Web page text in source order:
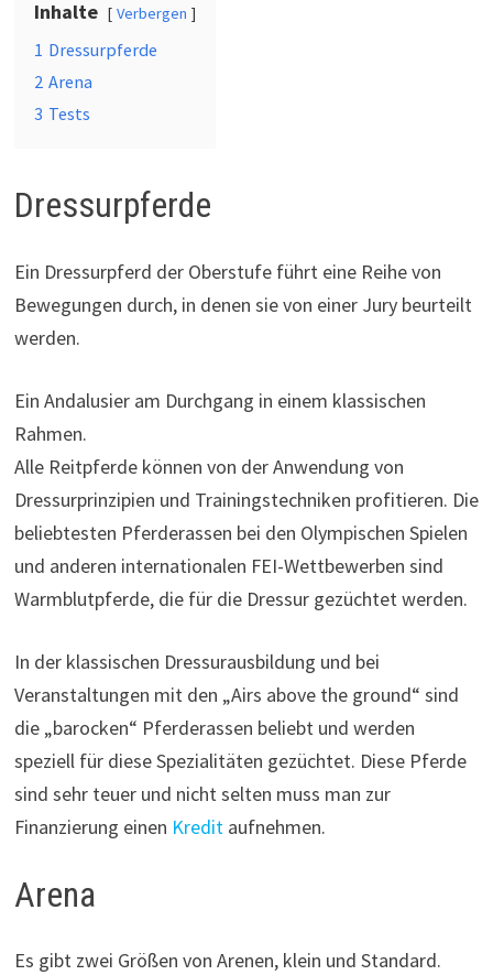
Inhalte Verbergen
1 Dressurpferde
2 Arena
3 Tests
Dressurpferde
Ein Dressurpferd der Oberstufe führt eine Reihe von
Bewegungen durch, in denen sie von einer Jury beurteilt
werden.
Ein Andalusier am Durchgang in einem klassischen
Rahmen.
Alle Reitpferde können von der Anwendung von
Dressurprinzipien und Trainingstechniken profitieren. Die
beliebtesten Pferderassen bei den Olympischen Spielen
und anderen internationalen FEI-Wettbewerben sind
Warmblutpferde, die für die Dressur gezüchtet werden.
In der klassischen Dressurausbildung und bei
Veranstaltungen mit den „Airs above the ground“ sind
die „barocken“ Pferderassen beliebt und werden
speziell für diese Spezialitäten gezüchtet. Diese Pferde
sind sehr teuer und nicht selten muss man zur
Finanzierung einen Kredit aufnehmen.
Arena
Es gibt zwei Größen von Arenen, klein und Standard.